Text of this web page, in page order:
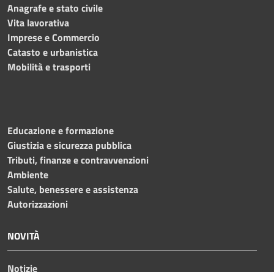
Anagrafe e stato civile
Vita lavorativa
Imprese e Commercio
Catasto e urbanistica
Mobilità e trasporti
Educazione e formazione
Giustizia e sicurezza pubblica
Tributi, finanze e contravvenzioni
Ambiente
Salute, benessere e assistenza
Autorizzazioni
NOVITÀ
Notizie